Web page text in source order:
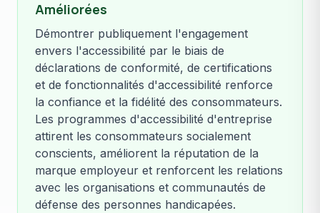
Améliorées
Démontrer publiquement l'engagement
envers l'accessibilité par le biais de
déclarations de conformité, de certifications
et de fonctionnalités d'accessibilité renforce
la confiance et la fidélité des consommateurs.
Les programmes d'accessibilité d'entreprise
attirent les consommateurs socialement
conscients, améliorent la réputation de la
marque employeur et renforcent les relations
avec les organisations et communautés de
défense des personnes handicapées.